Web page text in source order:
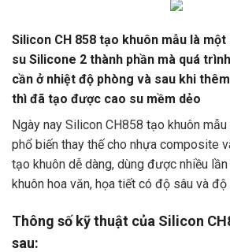
Silicon CH 858 tạo khuôn mẫu là một
su Silicone 2 thành phần mà quá
cần ở nhiệt độ phòng và sau khi
thì đã tạo được cao su mềm dẻo
Ngày nay Silicon CH858 tạo khuôn
phổ biến thay thế cho nhựa composite
tạo khuôn dễ dàng, dùng được nhiều
khuôn hoa văn, họa tiết có độ sâu và
Thông số kỹ thuật của Silicon
sau: